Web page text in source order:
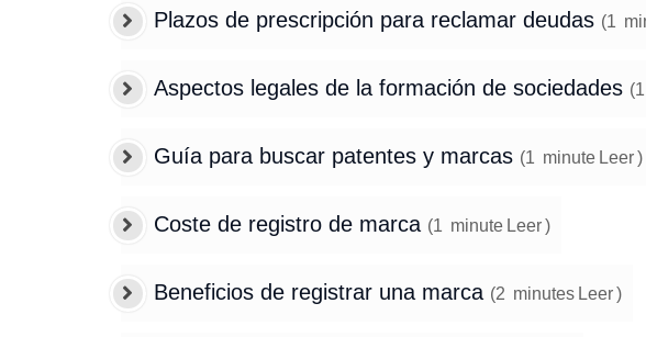
Plazos de prescripción para reclamar deudas (1
Aspectos legales de la formación de sociedades (1
Guía para buscar patentes y marcas (1 minute Leer )
Coste de registro de marca (1 minute Leer )
Beneficios de registrar una marca (2 minutes Leer )